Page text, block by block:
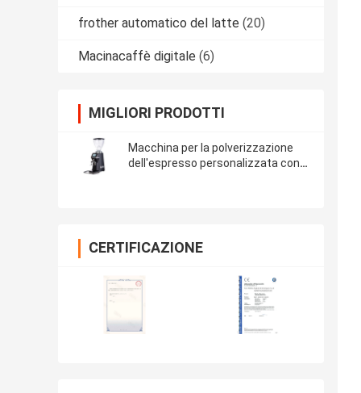
frother automatico del latte (20)
Macinacaffè digitale (6)
MIGLIORI PRODOTTI
Macchina per la polverizzazione
dell'espresso personalizzata con
CERTIFICAZIONE